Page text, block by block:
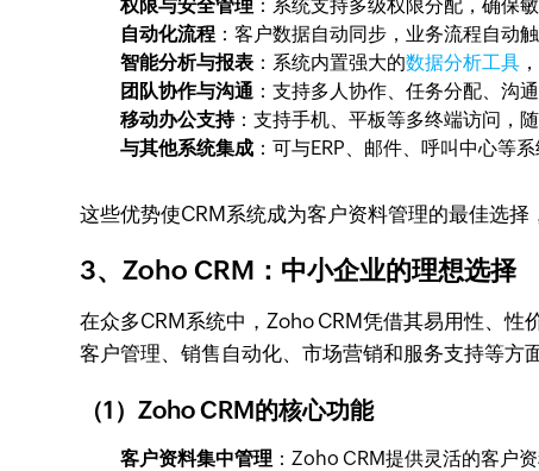
权限与安全管理 ：系统支持多级权限分配，确保
自动化流程 ：客户数据自动同步，业务流程自动
智能分析与报表 ：系统内置强大的数据分析工具
团队协作与沟通 ：支持多人协作、任务分配、沟
移动办公支持：支持手机、平板等多终端访问，
与其他系统集成 ：可与ERP、邮件、呼叫中心等
这些优势使CRM系统成为客户资料管理的最佳选
3、Zoho CRM：中小企业的理想选择
在众多CRM系统中，Zoho CRM凭借其易用性、
客户管理、销售自动化、市场营销和服务支持等方
（1）Zoho CRM的核心功能
客户资料集中管理 ：Zoho CRM提供灵活的客户